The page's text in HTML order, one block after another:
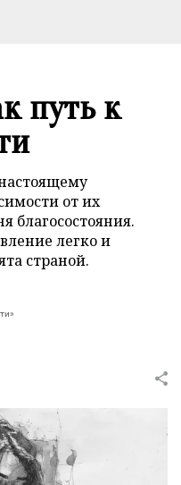
путь к
от их
благосостояния.
легко и
страной.